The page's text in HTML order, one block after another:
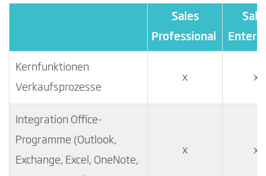
Sales
Professional
Kernfunktionen
Verkaufsprozesse
x x
Integration Office-
Programme (Outlook,
Exchange, Excel, OneNote,
x x